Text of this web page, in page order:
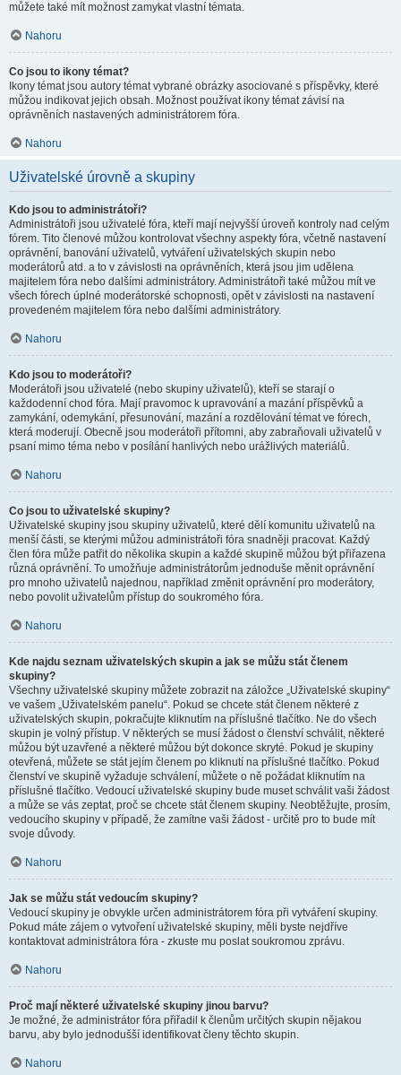
můžete také mít možnost zamykat vlastní témata.
Nahoru
Co jsou to ikony témat?
Ikony témat jsou autory témat vybrané obrázky asociované s příspěvky, které
můžou indikovat jejich obsah. Možnost používat ikony témat závisí na
oprávněních nastavených administrátorem fóra.
Nahoru
Uživatelské úrovně a skupiny
Kdo jsou to administrátoři?
Administrátoři jsou uživatelé fóra, kteří mají nejvyšší úroveň kontroly nad celým
fórem. Tito členové můžou kontrolovat všechny aspekty fóra, včetně nastavení
oprávnění, banování uživatelů, vytváření uživatelských skupin nebo
moderátorů atd. a to v závislosti na oprávněních, která jsou jim udělena
majitelem fóra nebo dalšími administrátory. Administrátoři také můžou mít ve
všech fórech úplné moderátorské schopnosti, opět v závislosti na nastavení
provedeném majitelem fóra nebo dalšími administrátory.
Nahoru
Kdo jsou to moderátoři?
Moderátoři jsou uživatelé (nebo skupiny uživatelů), kteří se starají o
každodenní chod fóra. Mají pravomoc k upravování a mazání příspěvků a
zamykání, odemykání, přesunování, mazání a rozdělování témat ve fórech,
která moderují. Obecně jsou moderátoři přítomni, aby zabraňovali uživatelů v
psaní mimo téma nebo v posílání hanlivých nebo urážlivých materiálů.
Nahoru
Co jsou to uživatelské skupiny?
Uživatelské skupiny jsou skupiny uživatelů, které dělí komunitu uživatelů na
menší části, se kterými můžou administrátoři fóra snadněji pracovat. Každý
člen fóra může patřit do několika skupin a každé skupině můžou být přiřazena
různá oprávnění. To umožňuje administrátorům jednoduše měnit oprávnění
pro mnoho uživatelů najednou, například změnit oprávnění pro moderátory,
nebo povolit uživatelům přístup do soukromého fóra.
Nahoru
Kde najdu seznam uživatelských skupin a jak se můžu stát členem
skupiny?
Všechny uživatelské skupiny můžete zobrazit na záložce „Uživatelské skupiny“
ve vašem „Uživatelském panelu“. Pokud se chcete stát členem některé z
uživatelských skupin, pokračujte kliknutím na příslušné tlačítko. Ne do všech
skupin je volný přístup. V některých se musí žádost o členství schválit, některé
můžou být uzavřené a některé můžou být dokonce skryté. Pokud je skupiny
otevřená, můžete se stát jejím členem po kliknutí na příslušné tlačítko. Pokud
členství ve skupině vyžaduje schválení, můžete o ně požádat kliknutím na
příslušné tlačítko. Vedoucí uživatelské skupiny bude muset schválit vaši žádost
a může se vás zeptat, proč se chcete stát členem skupiny. Neobtěžujte, prosím,
vedoucího skupiny v případě, že zamítne vaši žádost - určitě pro to bude mít
svoje důvody.
Nahoru
Jak se můžu stát vedoucím skupiny?
Vedoucí skupiny je obvykle určen administrátorem fóra při vytváření skupiny.
Pokud máte zájem o vytvoření uživatelské skupiny, měli byste nejdříve
kontaktovat administrátora fóra - zkuste mu poslat soukromou zprávu.
Nahoru
Proč mají některé uživatelské skupiny jinou barvu?
Je možné, že administrátor fóra přiřadil k členům určitých skupin nějakou
barvu, aby bylo jednodušší identifikovat členy těchto skupin.
Nahoru